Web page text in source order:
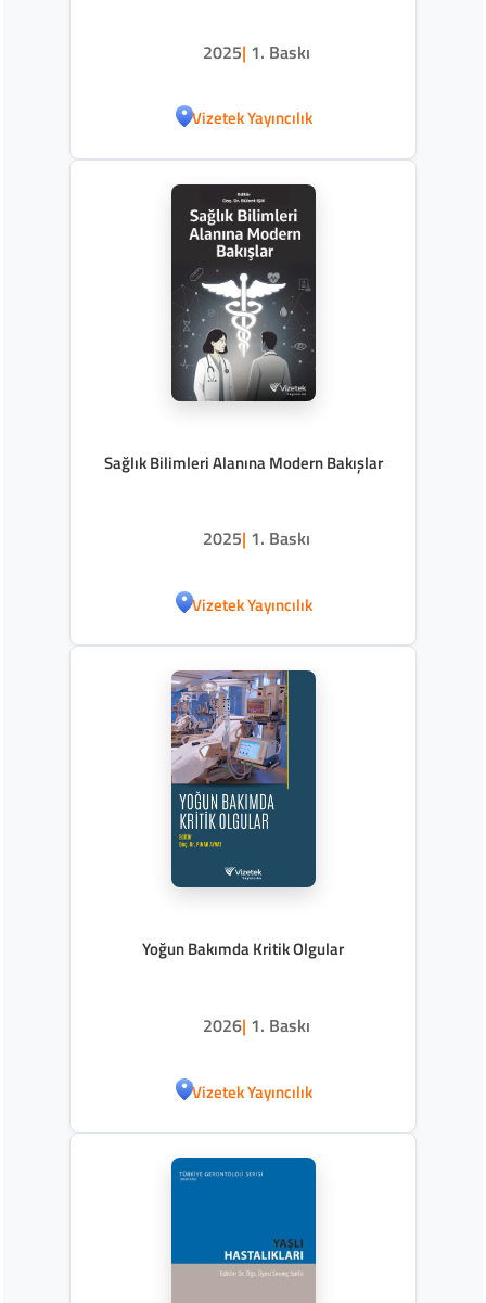
2025| 1. Baskı
Vizetek Yayıncılık
Sağlık Bilimleri Alanına Modern Bakışlar
2025| 1. Baskı
Vizetek Yayıncılık
Yoğun Bakımda Kritik Olgular
2026| 1. Baskı
Vizetek Yayıncılık